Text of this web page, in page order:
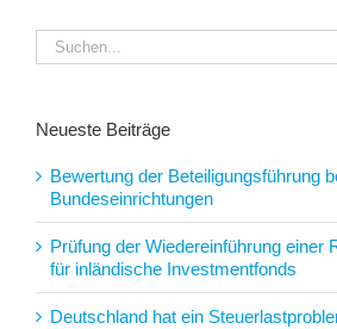
Suche
nach:
Neueste Beiträge
Bewertung der Beteiligungsführung
Bundeseinrichtungen
Prüfung der Wiedereinführung einer
für inländische Investmentfonds
Deutschland hat ein